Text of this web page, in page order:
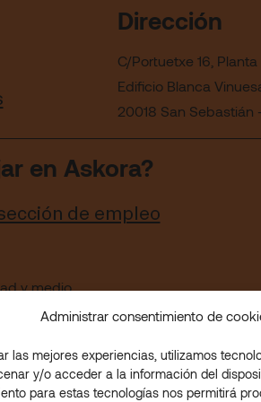
Administrar consentimiento de
las mejores experiencias, utilizamos
y/o acceder a la información del
para estas tecnologías nos permitirá
Dirección
C/Portuetxe 16,
Edificio Blanca
20018 San Sebastián
en Askora?
de empleo
y medio